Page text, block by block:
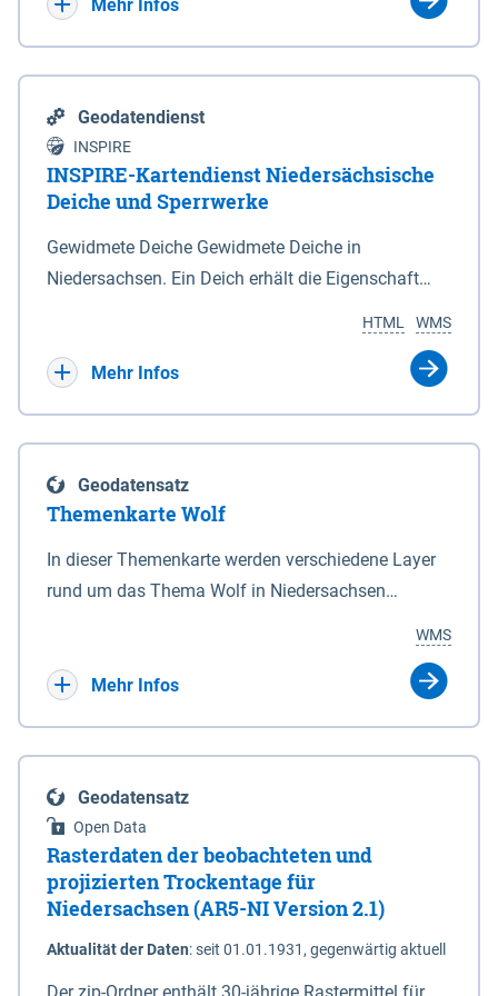
Mehr Infos
Geodatendienst
INSPIRE
INSPIRE-Kartendienst Niedersächsische
Deiche und Sperrwerke
Gewidmete Deiche Gewidmete Deiche in
Niedersachsen. Ein Deich erhält die Eigenschaft
Deichbehörde durch Verordnung ausspricht. Für
enthalten. Sperrwerke Sperrwerke sind Bauwerke
mit Sperrvorrichtungen in Tidegewässern, die dem
Schutz eines Gebietes vor erhöhten Tiden, vor allem
vor Sturmfluten, zu dienen bestimmt sind (§2 Abs.3
Eigenschaft eines Sperrwerkes durch Widmung, die
die Deichbehörde durch Verordnung ausspricht.
WMS
HTML
Mehr Infos
Geodatensatz
Themenkarte Wolf
In dieser Themenkarte werden verschiedene Layer
rund um das Thema Wolf in Niedersachsen
sowie Status der bestehenden Wolfsterritorien im
laufenden Monitoringjahr.
WMS
Mehr Infos
Geodatensatz
Open Data
Rasterdaten der beobachteten und
projizierten Trockentage für
Niedersachsen (AR5-NI Version 2.1)
Aktualität der Daten:seit 01.01.1931, gegenwärtig aktuell